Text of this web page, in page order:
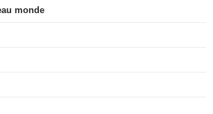
monde